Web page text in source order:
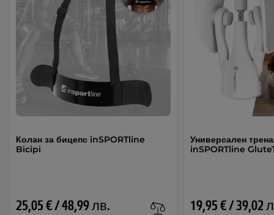
Колан за бицепс inSPORTline
Bicipi
25,05 € / 48,99 лв.
Универсален
inSPORTline
19,95 € / 39,02